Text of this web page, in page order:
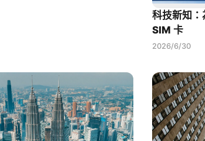
科技新知
SIM 卡
2026/6/30